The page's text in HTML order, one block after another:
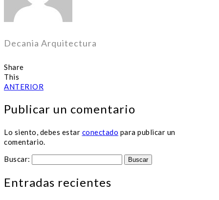
Decania Arquitectura
Share
This
ANTERIOR
Publicar un comentario
Lo siento, debes estar conectado para publicar un
comentario.
Buscar:
Entradas recientes